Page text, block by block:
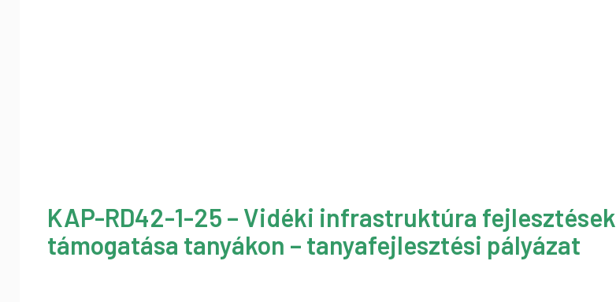
KAP-RD42-1-25 – Vidéki infrastruktúra fejlesztések
támogatása tanyákon – tanyafejlesztési pályázat